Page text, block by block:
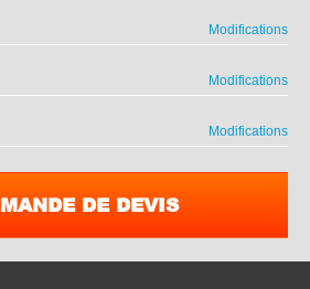
Modifications
Modifications
Modifications
DE DEVIS